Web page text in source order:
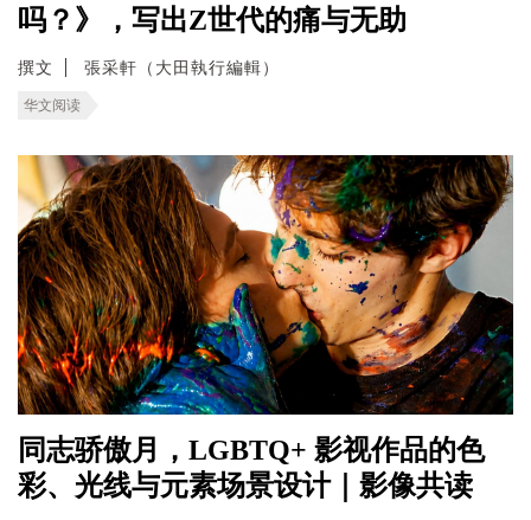
吗？》，写出Z世代的痛与无助
撰文 張采軒（大田執行編輯）
华文阅读
同志骄傲月，LGBTQ+ 影视作品的色
彩、光线与元素场景设计｜影像共读